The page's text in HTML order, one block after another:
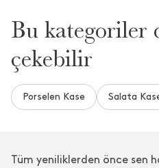
Bu kategoriler
çekebilir
Porselen Kase Salata
Tüm yeniliklerden önce sen